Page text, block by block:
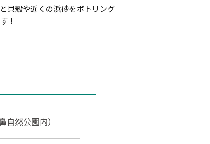
貝殻や近くの浜砂をボトリング
！
然公園内）